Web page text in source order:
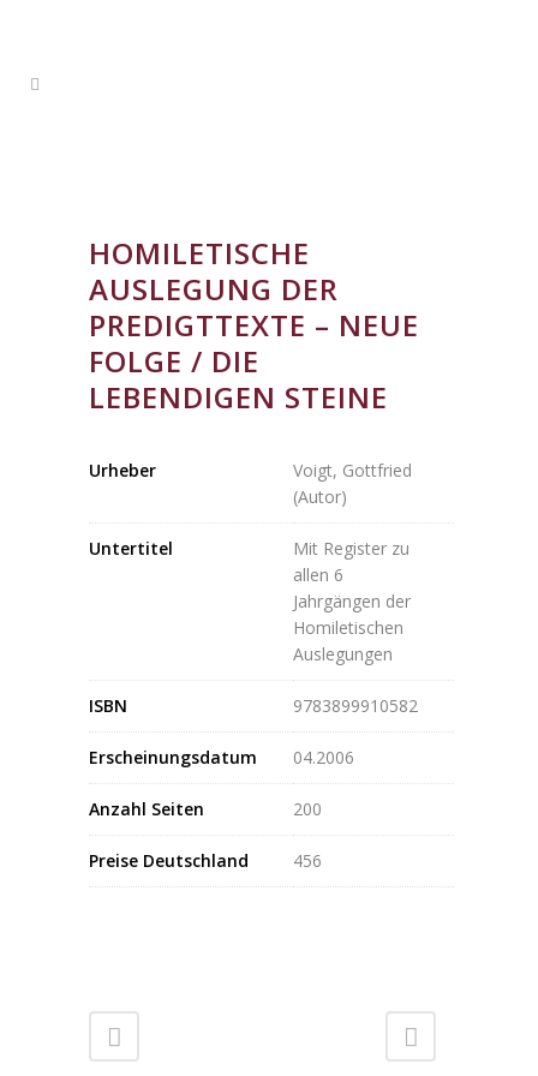
HOMILETISCHE
AUSLEGUNG DER
PREDIGTTEXTE – NEUE
FOLGE / DIE
LEBENDIGEN STEINE
Urheber
Voigt, Gottfried
(Autor)
Untertitel
Mit Register zu
allen 6
Jahrgängen der
Homiletischen
Auslegungen
ISBN 9783899910582
Erscheinungsdatum 04.2006
Anzahl Seiten 200
Preise Deutschland 456